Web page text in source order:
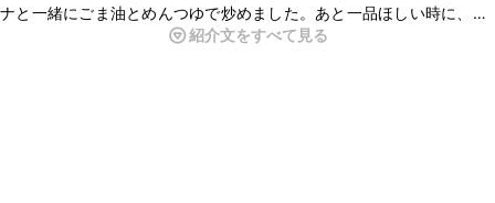
ナと一緒にごま油とめんつゆで炒めました。あと一品ほしい時に、と
ても便利です。ごま油の香りがよく、ツナの旨味を感じる一品です。
紹介文をすべて見る